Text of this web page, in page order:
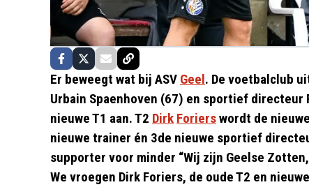
Er beweegt wat bij ASV Geel. De voetbalclub
Urbain Spaenhoven (67) en sportief directeur
nieuwe T1 aan. T2 Dirk Forierswordt de
nieuwe trainer én 3de nieuwe sportief
supporter voor minder “Wij zijn Geelse
We vroegen Dirk Foriers, de oude T2 en